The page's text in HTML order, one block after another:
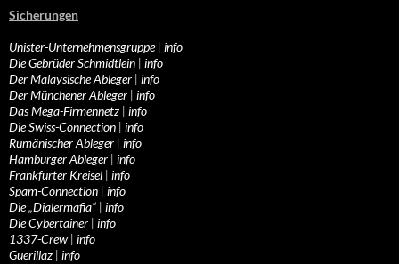
Sicherungen
Unister-Unternehmensgruppe| info
Die Gebrüder Schmidtlein | info
Der Malaysische Ableger | info
Der Münchener Ableger | info
Das Mega-Firmennetz | info
Die Swiss-Connection | info
Rumänischer Ableger | info
Hamburger Ableger | info
Frankfurter Kreisel | info
Spam-Connection | info
Die „Dialermafia“ | info
Die Cybertainer | info
1337-Crew | info
Guerillaz | info